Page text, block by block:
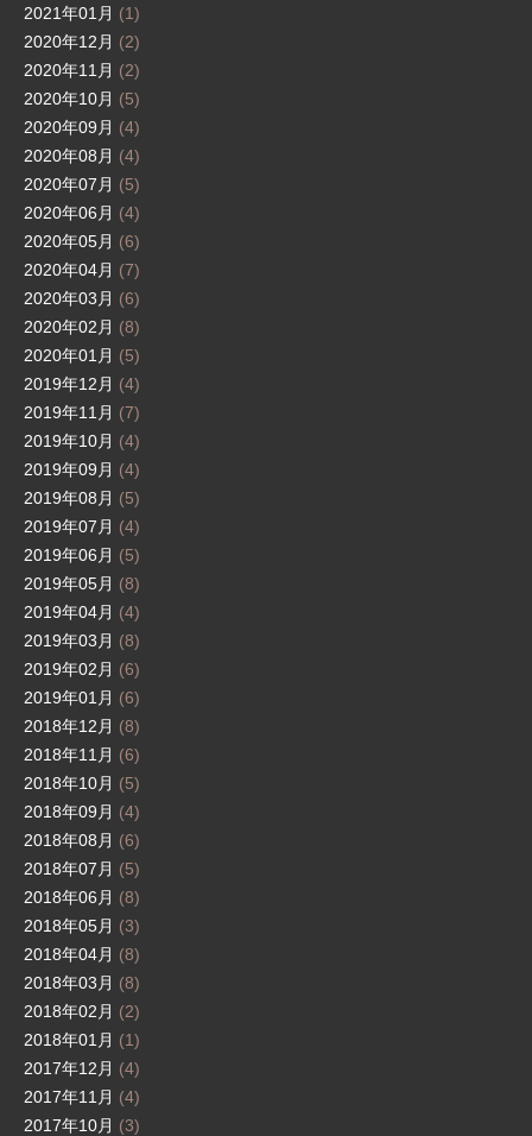
2021年01月 (1)
2020年12月 (2)
2020年11月 (2)
2020年10月 (5)
2020年09月 (4)
2020年08月 (4)
2020年07月 (5)
2020年06月 (4)
2020年05月 (6)
2020年04月 (7)
2020年03月 (6)
2020年02月 (8)
2020年01月 (5)
2019年12月 (4)
2019年11月 (7)
2019年10月 (4)
2019年09月 (4)
2019年08月 (5)
2019年07月 (4)
2019年06月 (5)
2019年05月 (8)
2019年04月 (4)
2019年03月 (8)
2019年02月 (6)
2019年01月 (6)
2018年12月 (8)
2018年11月 (6)
2018年10月 (5)
2018年09月 (4)
2018年08月 (6)
2018年07月 (5)
2018年06月 (8)
2018年05月 (3)
2018年04月 (8)
2018年03月 (8)
2018年02月 (2)
2018年01月 (1)
2017年12月 (4)
2017年11月 (4)
2017年10月 (3)